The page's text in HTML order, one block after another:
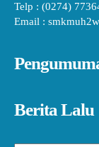
Telp : (0274)
Email :
Berita Lalu